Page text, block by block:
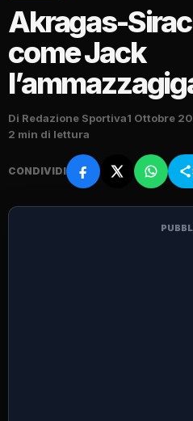
Akragas-
come Jack
Di Redazione Sportiva1 Ottobre
2 min di lettura
CONDIVIDI